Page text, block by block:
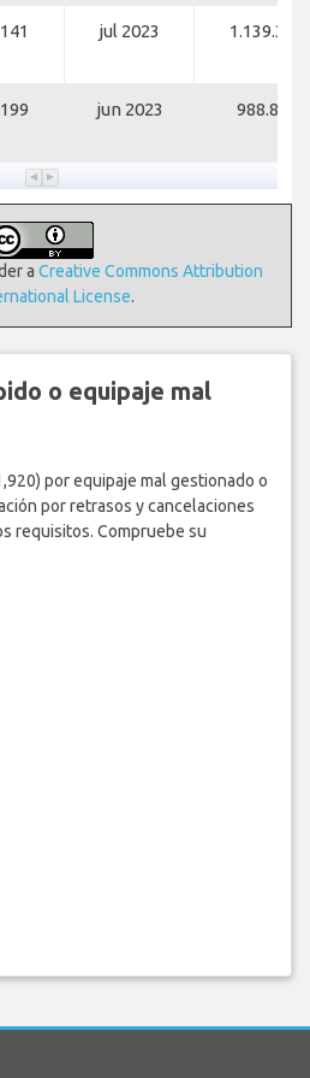
jul 2023 1.139.338
jun 2023 988.845
a Creative Commons Attribution
License.
o equipaje mal
por equipaje mal gestionado o
por retrasos y cancelaciones
requisitos. Compruebe su